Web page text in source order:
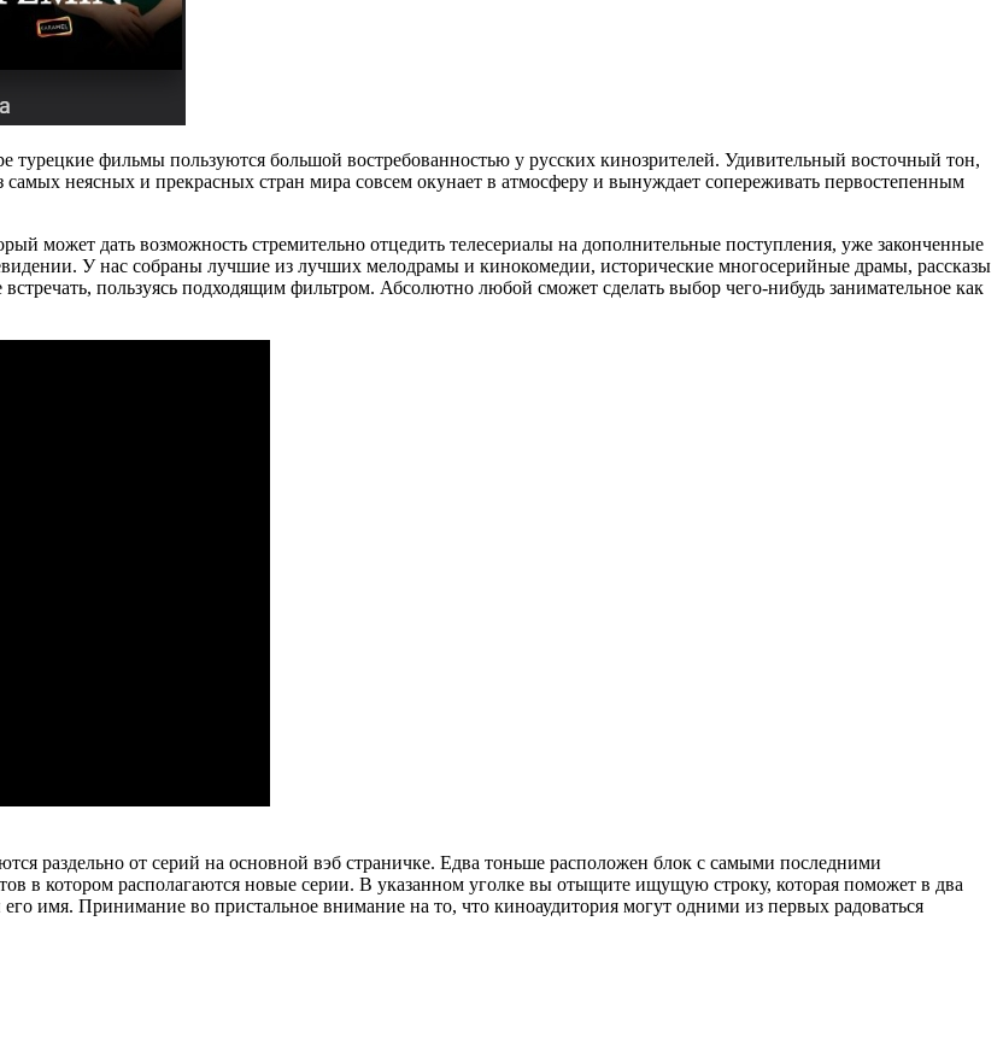
турецкие фильмы пользуются большой востребованностью у русских кинозрителей. Удивительный восточный тон,
неясных и прекрасных стран мира совсем окунает в атмосферу и вынуждает сопереживать первостепенным
может дать возможность стремительно отцедить телесериалы на дополнительные поступления, уже законченные
У нас собраны лучшие из лучших мелодрамы и кинокомедии, исторические многосерийные драмы, рассказы
пользуясь подходящим фильтром. Абсолютно любой сможет сделать выбор чего-нибудь занимательное как
раздельно от серий на основной вэб страничке. Едва тоньше расположен блок с самыми последними
в котором располагаются новые серии. В указанном уголке вы отыщите ищущую строку, которая поможет в два
имя. Принимание во пристальное внимание на то, что киноаудитория могут одними из первых радоваться